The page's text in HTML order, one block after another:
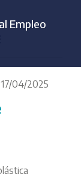
Empleo
17/04/2025